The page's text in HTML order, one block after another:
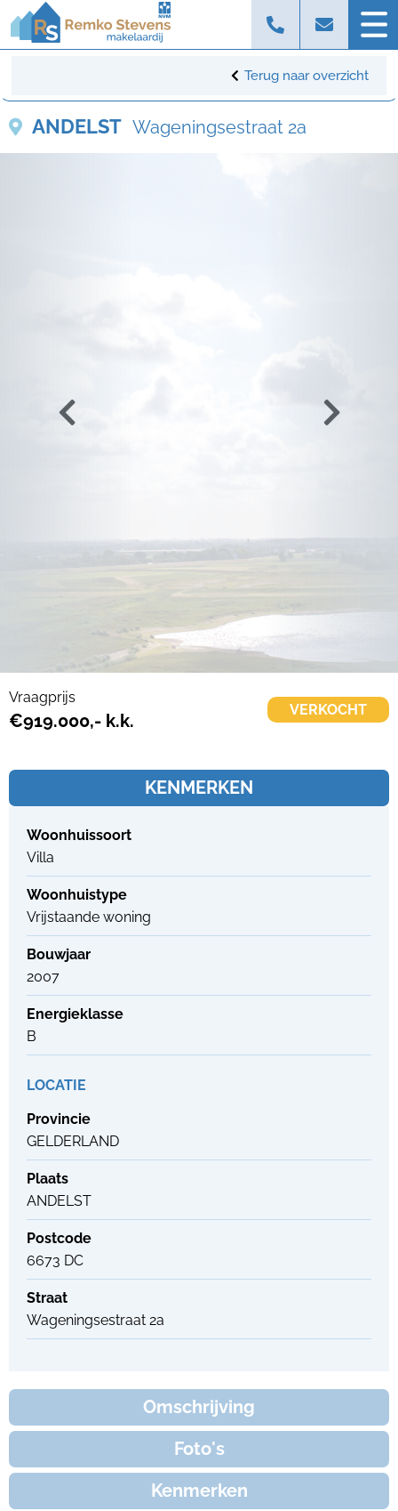
Terug naar overzicht
ANDELST Wageningsestraat 2a
Vraagprijs
€919.000,- k.k.
VERKOCHT
KENMERKEN
Woonhuissoort
Villa
Woonhuistype
Vrijstaande woning
Bouwjaar
2007
Energieklasse
B
LOCATIE
Provincie
GELDERLAND
Plaats
ANDELST
Postcode
6673 DC
Straat
Wageningsestraat 2a
Omschrijving
Foto's
Kenmerken